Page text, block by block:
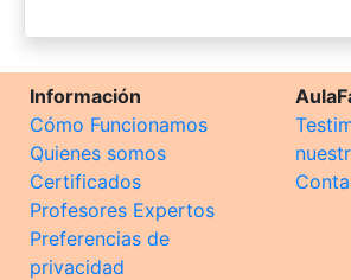
Información
Cómo Funcionamos
Quienes somos
Certificados
Profesores Expertos
Preferencias de
privacidad